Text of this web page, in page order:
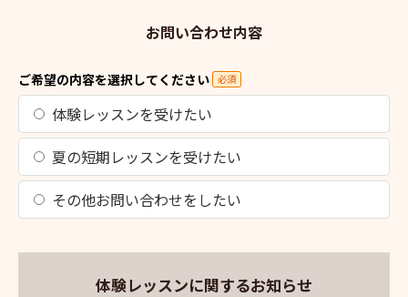
お問い合わせ内容
ご希望の内容を選択してください 必須
体験レッスンを受けたい
夏の短期レッスンを受けたい
その他お問い合わせをしたい
体験レッスンに関するお知らせ